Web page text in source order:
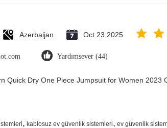
Azerbaijan Oct 23.2025
Yardımsever (44)
Quick Dry One Piece Jumpsuit for Women 2023
, kablosuz ev güvenlik sistemleri, ev güvenlik